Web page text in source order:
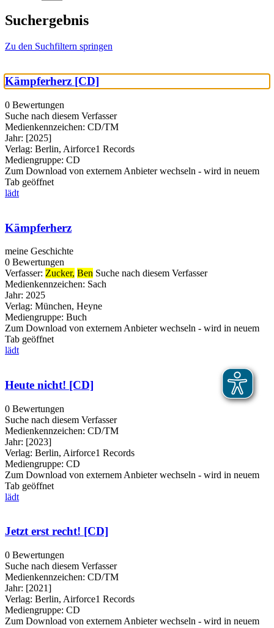
Suchergebnis
Zu den Suchfiltern springen
Kämpferherz [CD]
0 Bewertungen
Suche nach diesem Verfasser
Medienkennzeichen: CD/TM
Jahr: [2025]
Verlag: Berlin, Airforce1 Records
Mediengruppe: CD
Zum Download von externem Anbieter wechseln - wird in neuem
Tab geöffnet
lädt
Kämpferherz
meine Geschichte
0 Bewertungen
Verfasser: Zucker, Ben Suche nach diesem Verfasser
Medienkennzeichen: Sach
Jahr: 2025
Verlag: München, Heyne
Mediengruppe: Buch
Zum Download von externem Anbieter wechseln - wird in neuem
Tab geöffnet
lädt
Heute nicht! [CD]
0 Bewertungen
Suche nach diesem Verfasser
Medienkennzeichen: CD/TM
Jahr: [2023]
Verlag: Berlin, Airforce1 Records
Mediengruppe: CD
Zum Download von externem Anbieter wechseln - wird in neuem
Tab geöffnet
lädt
Jetzt erst recht! [CD]
0 Bewertungen
Suche nach diesem Verfasser
Medienkennzeichen: CD/TM
Jahr: [2021]
Verlag: Berlin, Airforce1 Records
Mediengruppe: CD
Zum Download von externem Anbieter wechseln - wird in neuem